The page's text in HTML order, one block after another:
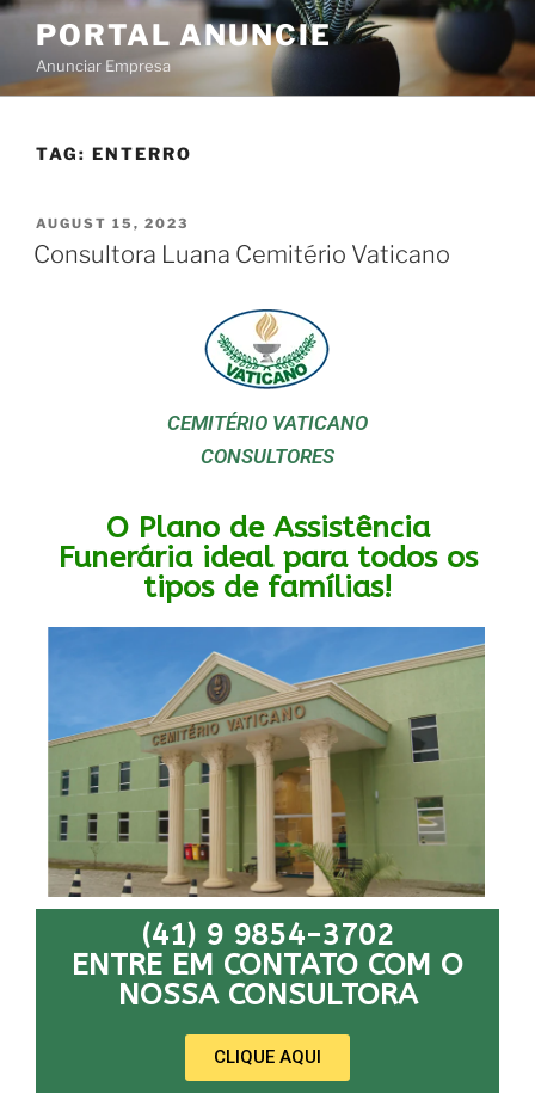
PORTAL ANUNCIE
Anunciar Empresa
TAG: ENTERRO
AUGUST 15, 2023
Consultora Luana Cemitério Vaticano
CEMITÉRIO VATICANO
CONSULTORES
O Plano de Assistência
Funerária ideal para todos os
tipos de famílias!
(41) 9 9854-3702
ENTRE EM CONTATO COM O
NOSSA CONSULTORA
CLIQUE AQUI